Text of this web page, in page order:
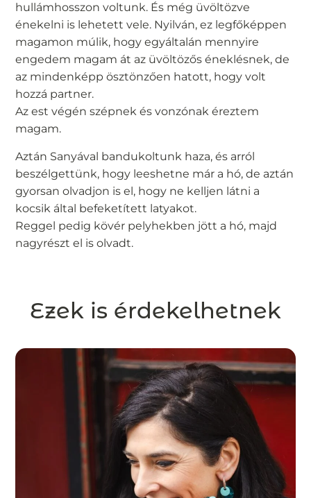
hullámhosszon voltunk. És még üvöltözve
énekelni is lehetett vele. Nyilván, ez legfőképpen
magamon múlik, hogy egyáltalán mennyire
engedem magam át az üvöltözős éneklésnek, de
az mindenképp ösztönzően hatott, hogy volt
hozzá partner.
Az est végén szépnek és vonzónak éreztem
magam.
Aztán Sanyával bandukoltunk haza, és arról
beszélgettünk, hogy leeshetne már a hó, de aztán
gyorsan olvadjon is el, hogy ne kelljen látni a
kocsik által befeketített latyakot.
Reggel pedig kövér pelyhekben jött a hó, majd
nagyrészt el is olvadt.
Ezek is érdekelhetnek